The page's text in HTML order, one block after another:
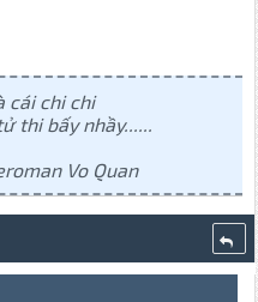
cái chi chi
thi bấy nhầy......
Vo Quan